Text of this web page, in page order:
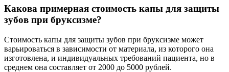
Какова примерная стоимость капы для защиты
зубов при бруксизме?
Стоимость капы для защиты зубов при бруксизме может
варьироваться в зависимости от материала, из которого она
изготовлена, и индивидуальных требований пациента, но в
среднем она составляет от 2000 до 5000 рублей.